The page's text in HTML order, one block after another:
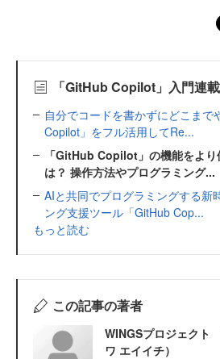
「GitHub Copilot」入門連
自分でコードを書かずにどこまで
Copilot」をフル活用してRe...
「GitHub Copilot」の機能をよ
は？ 操作方法やプログラミング...
AIと共同でプログラミングする新
ング支援ツール「GitHub Cop...
もっと読む
この記事の著者
WINGSプロジェク
ワ エイイチ）